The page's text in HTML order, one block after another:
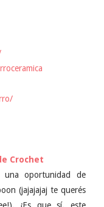
Crochet
oportunidad de
(jajajajaj te querés